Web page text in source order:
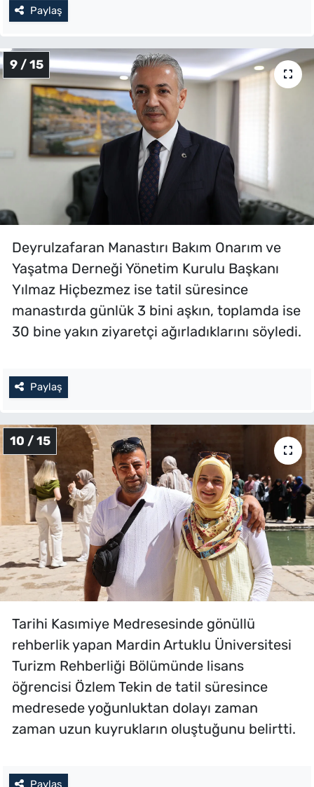
Paylaş
9 / 15
Deyrulzafaran Manastırı Bakım Onarım ve
Yaşatma Derneği Yönetim Kurulu Başkanı
Yılmaz Hiçbezmez ise tatil süresince
manastırda günlük 3 bini aşkın, toplamda ise
30 bine yakın ziyaretçi ağırladıklarını söyledi.
Paylaş
10 / 15
Tarihi Kasımiye Medresesinde gönüllü
rehberlik yapan Mardin Artuklu Üniversitesi
Turizm Rehberliği Bölümünde lisans
öğrencisi Özlem Tekin de tatil süresince
medresede yoğunluktan dolayı zaman
zaman uzun kuyrukların oluştuğunu belirtti.